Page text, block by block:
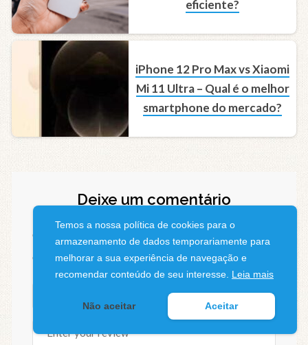
eficiente?
iPhone 12 Pro Max vs Xiaomi
Mi 11 Ultra – Qual é o melhor
smartphone do mercado?
Deixe um comentário
O seu endereço de e-mail não será publicado.
Campos obrigatórios são marcados com*
Temos a nossa política de cookies para o
armazenamento de dados temporariamente para
melhorar a sua experiência de navegação e
recomendar conteúdo de seu interesse. Leia mais
Não aceitar Aceitar